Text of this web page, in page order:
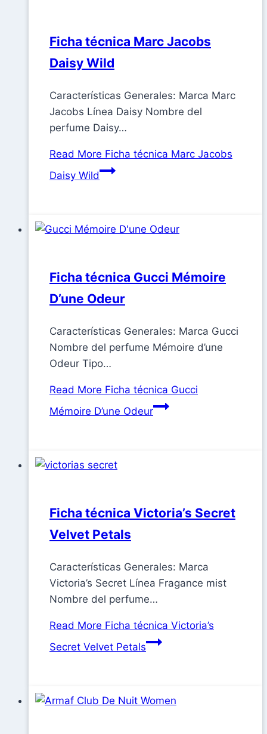
Ficha técnica Marc Jacobs
Daisy Wild
Características Generales: Marca Marc
Jacobs Línea Daisy Nombre del
perfume Daisy…
Read More Ficha técnica Marc Jacobs
Daisy Wild
Ficha técnica Gucci Mémoire
D’une Odeur
Características Generales: Marca Gucci
Nombre del perfume Mémoire d’une
Odeur Tipo…
Read More Ficha técnica Gucci
Mémoire D’une Odeur
Ficha técnica Victoria’s Secret
Velvet Petals
Características Generales: Marca
Victoria’s Secret Línea Fragance mist
Nombre del perfume…
Read More Ficha técnica Victoria’s
Secret Velvet Petals